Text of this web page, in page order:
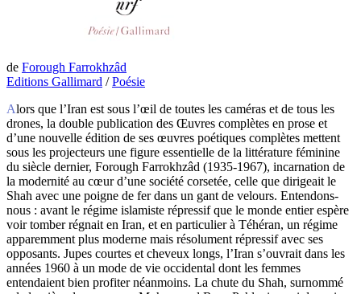
de Forough Farrokhzâd
Editions Gallimard /Poésie
Alors que l’Iran est sous l’œil de toutes les caméras et de tous les
drones, la double publication des Œuvres complètes en prose et
d’une nouvelle édition de ses œuvres poétiques complètes mettent
sous les projecteurs une figure essentielle de la littérature féminine
du siècle dernier, Forough Farrokhzâd (1935-1967), incarnation de
la modernité au cœur d’une société corsetée, celle que dirigeait le
Shah avec une poigne de fer dans un gant de velours. Entendons-
nous : avant le régime islamiste répressif que le monde entier espère
voir tomber régnait en Iran, et en particulier à Téhéran, un régime
apparemment plus moderne mais résolument répressif avec ses
opposants. Jupes courtes et cheveux longs, l’Iran s’ouvrait dans les
années 1960 à un mode de vie occidental dont les femmes
entendaient bien profiter néanmoins. La chute du Shah, surnommé